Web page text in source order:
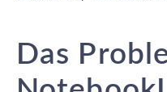
Das